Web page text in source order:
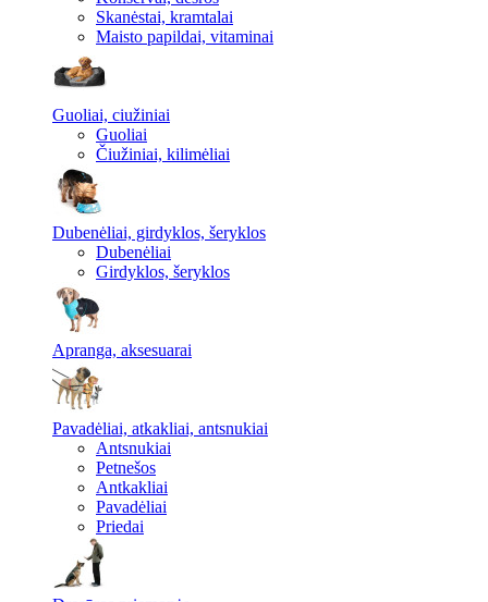
Skanėstai, kramtalai
Maisto papildai, vitaminai
Guoliai, ciužiniai
Guoliai
Čiužiniai, kilimėliai
Dubenėliai, girdyklos, šeryklos
Dubenėliai
Girdyklos, šeryklos
Apranga, aksesuarai
Pavadėliai, atkakliai, antsnukiai
Antsnukiai
Petnešos
Antkakliai
Pavadėliai
Priedai